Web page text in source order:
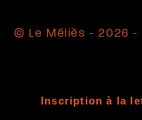
© Le Méliès - 2026 -
Inscription à la